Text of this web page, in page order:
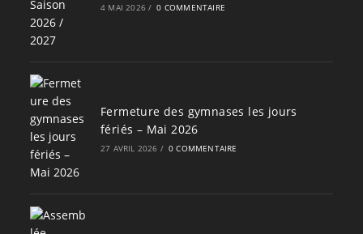
4 MAI 2026 / 0 COMMENTAIRE
Fermeture des gymnases les jours
fériés – Mai 2026
27 AVRIL 2026 / 0 COMMENTAIRE